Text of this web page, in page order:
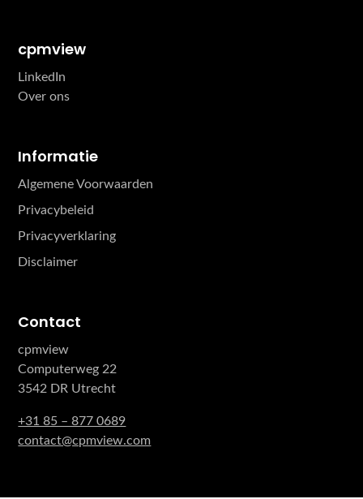
cpmview
LinkedIn
Over ons
Informatie
Algemene Voorwaarden
Privacybeleid
Privacyverklaring
Disclaimer
Contact
cpmview
Computerweg 22
3542 DR Utrecht
+31 85 – 877 0689
contact@cpmview.com